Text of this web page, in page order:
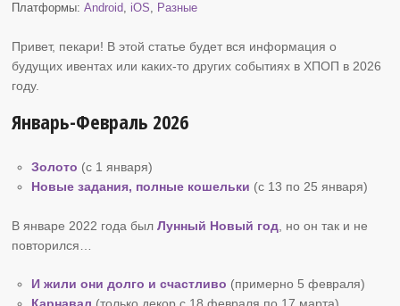
Платформы:Android, iOS, Разные
Привет, пекари! В этой статье будет вся информация о
будущих ивентах или каких-то других событиях в ХПОП в 2026
году.
Январь-Февраль 2026
Золото (с 1 января)
Новые задания, полные кошельки (с 13 по 25 января)
В январе 2022 года былЛунный Новый год , но он так и не
повторился…
И жили они долго и счастливо (примерно 5 февраля)